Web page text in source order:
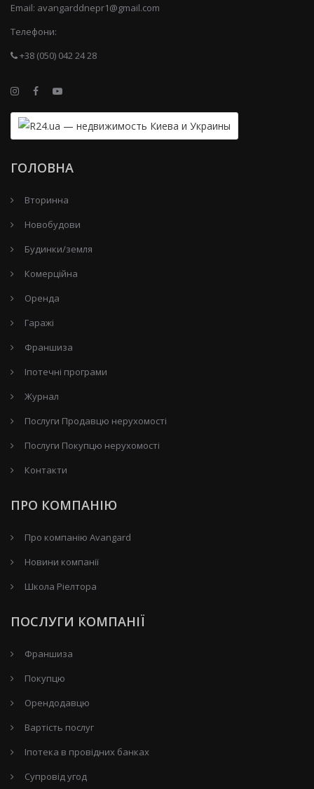
Email: avangarddnepr1@gmail.com
Телефони:
+38 (050) 042 24 28
ГОЛОВНА
Вторинна
Новобудови
Будинки/земля
Комерційна
Оренда
Гаражі
Франшиза
Іпотечні програми
Журнал
Послуги Продавцю нерухомості
Послуги Покупцю нерухомості
Контакти
ПРО КОМПАНІЮ
Про компанію Avangard
Новини компанії
Школа Ріелтора
ПОСЛУГИ КОМПАНІЇ
Франшиза
Покупцю
Орендодавцю
Вартість послуг
Іпотека в провідних банках
Супровід угод